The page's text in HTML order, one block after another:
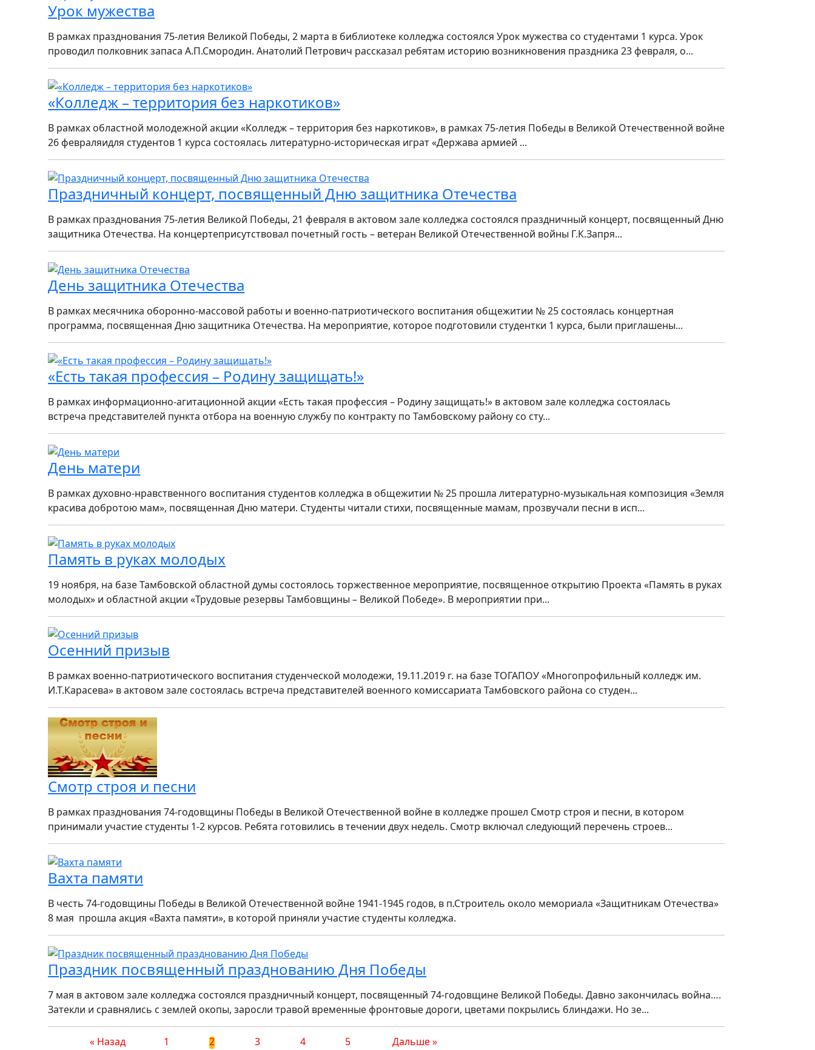
Урок мужества
В рамках празднования 75-летия Великой Победы, 2 марта в библиотеке колледжа состоялся Урок мужества со студентами 1 курса. Урок
проводил полковник запаса А.П.Смородин. Анатолий Петрович рассказал ребятам историю возникновения праздника 23 февраля, о...
«Колледж – территория без наркотиков»
В рамках областной молодежной акции «Колледж – территория без наркотиков», в рамках 75-летия Победы в Великой Отечественной войне
26 февраляидля студентов 1 курса состоялась литературно-историческая играт «Держава армией ...
Праздничный концерт, посвященный Дню защитника Отечества
В рамках празднования 75-летия Великой Победы, 21 февраля в актовом зале колледжа состоялся праздничный концерт, посвященный Дню
защитника Отечества. На концертеприсутствовал почетный гость – ветеран Великой Отечественной войны Г.К.Запря...
День защитника Отечества
В рамках месячника оборонно-массовой работы и военно-патриотического воспитания общежитии № 25 состоялась концертная
программа, посвященная Дню защитника Отечества. На мероприятие, которое подготовили студентки 1 курса, были приглашены...
«Есть такая профессия – Родину защищать!»
В рамках информационно-агитационной акции «Есть такая профессия – Родину защищать!» в актовом зале колледжа состоялась
встреча представителей пункта отбора на военную службу по контракту по Тамбовскому району со сту...
День матери
В рамках духовно-нравственного воспитания студентов колледжа в общежитии № 25 прошла литературно-музыкальная композиция «Земля
красива добротою мам», посвященная Дню матери. Студенты читали стихи, посвященные мамам, прозвучали песни в исп...
Память в руках молодых
19 ноября, на базе Тамбовской областной думы состоялось торжественное мероприятие, посвященное открытию Проекта «Память в руках
молодых» и областной акции «Трудовые резервы Тамбовщины – Великой Победе». В мероприятии при...
Осенний призыв
В рамках военно-патриотического воспитания студенческой молодежи, 19.11.2019 г. на базе ТОГАПОУ «Многопрофильный колледж им.
И.Т.Карасева» в актовом зале состоялась встреча представителей военного комиссариата Тамбовского района со студен...
Смотр строя и песни
В рамках празднования 74-годовщины Победы в Великой Отечественной войне в колледже прошел Смотр строя и песни, в котором
принимали участие студенты 1-2 курсов. Ребята готовились в течении двух недель. Смотр включал следующий перечень строев...
Вахта памяти
В честь 74-годовщины Победы в Великой Отечественной войне 1941-1945 годов, в п.Строитель около мемориала «Защитникам Отечества»
8 мая прошла акция «Вахта памяти», в которой приняли участие студенты колледжа.
Праздник посвященный празднованию Дня Победы
7 мая в актовом зале колледжа состоялся праздничный концерт, посвященный 74-годовщине Великой Победы. Давно закончилась война….
Затекли и сравнялись с землей окопы, заросли травой временные фронтовые дороги, цветами покрылись блиндажи. Но зе...
« Назад 1 2 3 4 5 Дальше »